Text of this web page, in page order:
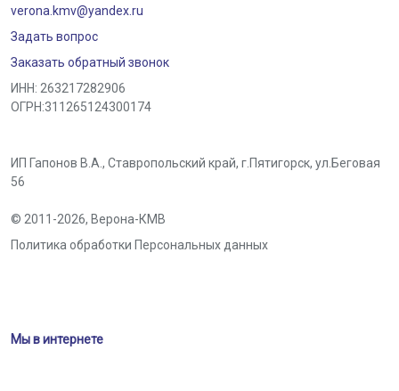
verona.kmv@yandex.ru
Задать вопрос
Заказать обратный звонок
ИНН: 263217282906
ОГРН:311265124300174
ИП Гапонов В.А., Ставропольский край, г.Пятигорск, ул.Беговая
56
© 2011-2026, Верона-КМВ
Политика обработки Персональных данных
Мы в интернете